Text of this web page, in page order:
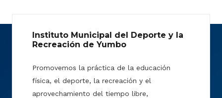
Instituto Municipal del Deporte y la
Recreación de Yumbo
Promovemos la práctica de la educación
física, el deporte, la recreación y el
aprovechamiento del tiempo libre,